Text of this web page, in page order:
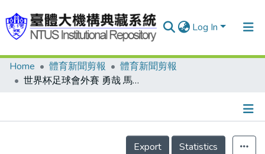
Log In
Communities & Collections
Home 體育新聞剪報
體育新聞剪報
世界杯足球會外賽 勇哉 馬拉度納 領軍拿波里登上歐洲足協杯王座/四戰三勝一和 羅馬尼亞領先群雄/窮困問題拋諸腦後 重金請來戰神助陣 那不勒斯 終嘗冠軍滋味/中華女足角逐亞洲杯 亞洲足協列入考慮/拿波里隊揚威足協杯 那不勒斯狂歡到天明
Details
Export
Statistics